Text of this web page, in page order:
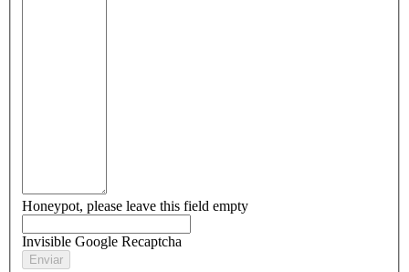
Honeypot, please leave this field empty
Invisible Google Recaptcha